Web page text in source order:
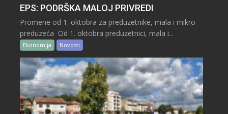
EPS: PODRŠKA MALOJ PRIVREDI
Promene od 1. oktobra za preduzetnike, mala i mikro
preduzeća Od 1. oktobra preduzetnici, mala i...
Ekonomija Novosti